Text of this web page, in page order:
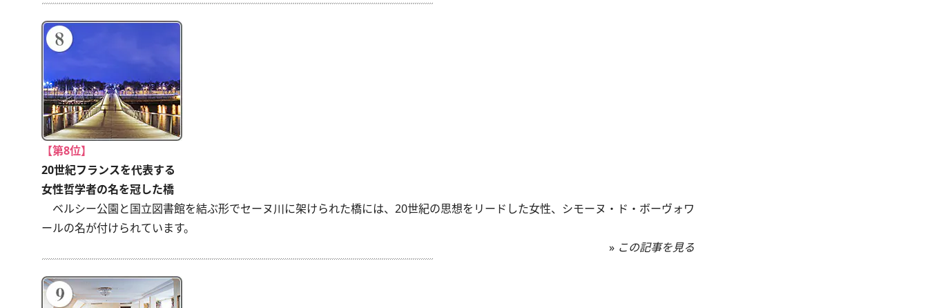
【第8位】
20世紀フランスを代表する
女性哲学者の名を冠した橋
ベルシー公園と国立図書館を結ぶ形でセーヌ川に架けられた橋には、20世紀の思想をリードした女性、シモーヌ・ド・ボーヴォワ
ールの名が付けられています。
» この記事を見る